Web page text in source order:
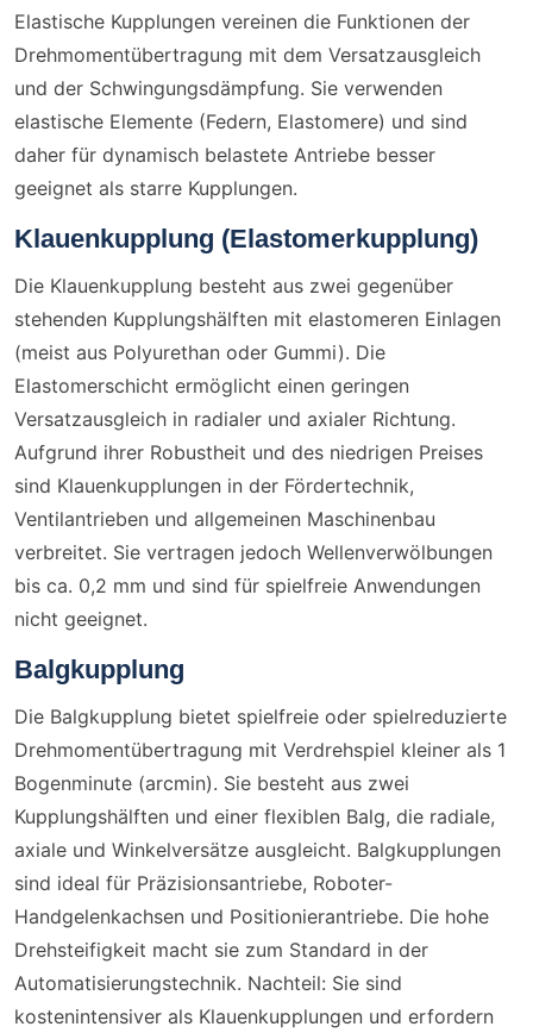
Elastische Kupplungen vereinen die Funktionen der
Drehmomentübertragung mit dem Versatzausgleich
und der Schwingungsdämpfung. Sie verwenden
elastische Elemente (Federn, Elastomere) und sind
daher für dynamisch belastete Antriebe besser
geeignet als starre Kupplungen.
Klauenkupplung (Elastomerkupplung)
Die Klauenkupplung besteht aus zwei gegenüber
stehenden Kupplungshälften mit elastomeren Einlagen
(meist aus Polyurethan oder Gummi). Die
Elastomerschicht ermöglicht einen geringen
Versatzausgleich in radialer und axialer Richtung.
Aufgrund ihrer Robustheit und des niedrigen Preises
sind Klauenkupplungen in der Fördertechnik,
Ventilantrieben und allgemeinen Maschinenbau
verbreitet. Sie vertragen jedoch Wellenverwölbungen
bis ca. 0,2 mm und sind für spielfreie Anwendungen
nicht geeignet.
Balgkupplung
Die Balgkupplung bietet spielfreie oder spielreduzierte
Drehmomentübertragung mit Verdrehspiel kleiner als 1
Bogenminute (arcmin). Sie besteht aus zwei
Kupplungshälften und einer flexiblen Balg, die radiale,
axiale und Winkelversätze ausgleicht. Balgkupplungen
sind ideal für Präzisionsantriebe, Roboter-
Handgelenkachsen und Positionierantriebe. Die hohe
Drehsteifigkeit macht sie zum Standard in der
Automatisierungstechnik. Nachteil: Sie sind
kostenintensiver als Klauenkupplungen und erfordern